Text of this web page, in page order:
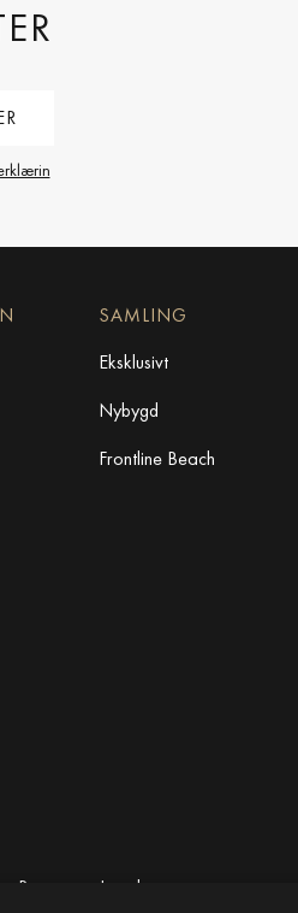
SAMLING
Eksklusivt
Nybygd
Frontline Beach
· Bygget av Inmoba